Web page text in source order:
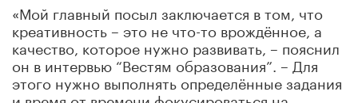
«Мой главный посыл заключается в том, что
креативность – это не что-то врождённое, а
качество, которое нужно развивать, – пояснил
он в интервью “Вестям образования”. – Для
этого нужно выполнять определённые задания